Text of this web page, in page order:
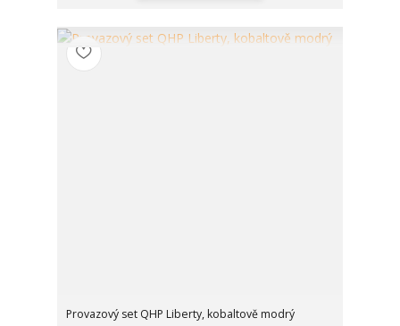
Provazový set QHP Liberty, kobaltově modrý